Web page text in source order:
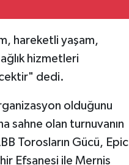
hareketli yaşam,
hizmetleri
dedi.
olduğunu
sahne olan turnuvanın
Torosların Gücü, Epic
Efsanesi ile Mernis